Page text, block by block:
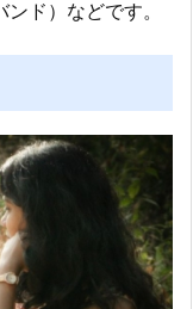
ド）などです。